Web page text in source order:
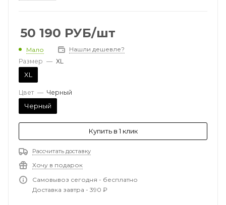
50 190 РУБ/шт
Мало
Нашли дешевле?
Размер — XL
XL
Цвет — Черный
Черный
Купить в 1 клик
Рассчитать доставку
Хочу в подарок
Самовывоз сегодня - бесплатно
Доставка завтра - 390 ₽